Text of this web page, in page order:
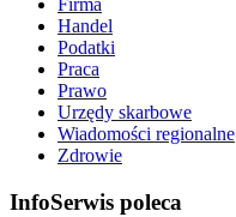
Firma
Handel
Podatki
Praca
Prawo
Urzędy skarbowe
Wiadomości regionalne
Zdrowie
InfoSerwis poleca